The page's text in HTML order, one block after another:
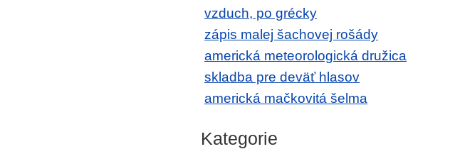
vzduch, po grécky
zápis malej šachovej rošády
americká meteorologická družica
skladba pre deväť hlasov
americká mačkovitá šelma
Kategorie